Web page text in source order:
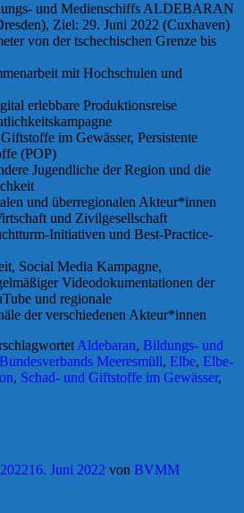
und Medienschiffs ALDEBARAN
Ziel: 29. Juni 2022 (Cuxhaven)
von der tschechischen Grenze bis
mit Hochschulen und
erlebbare Produktionsreise
im Gewässer, Persistente
(POP)
Jugendliche der Region und die
und überregionalen Akteur*innen
und Zivilgesellschaft
Initiativen und Best-Practice-
Social Media Kampagne,
Videodokumentationen der
und regionale
der verschiedenen Akteur*innen
Aldebaran, Bildungs- und
Bundesverbands Meeresmüll, Elbe, Elbe-
, Schad- und Giftstoffe im Gewässer,
16. Juni 2022 von BVMM